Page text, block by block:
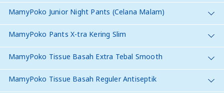
MamyPoko Junior Night Pants (Celana Malam)
MamyPoko Pants X-tra Kering Slim
MamyPoko Tissue Basah Extra Tebal Smooth
MamyPoko Tissue Basah Reguler Antiseptik